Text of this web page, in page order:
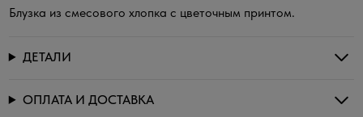
Блузка из смесового хлопка с цветочным принтом.
ДЕТАЛИ
ОПЛАТА И ДОСТАВКА